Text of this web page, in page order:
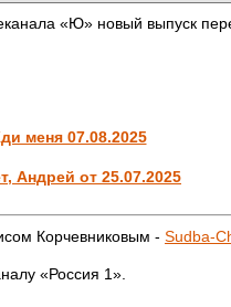
«Ю» новый выпуск
меня 07.08.2025
Андрей от 25.07.2025
Корчевниковым - Sudba-
«Россия 1».